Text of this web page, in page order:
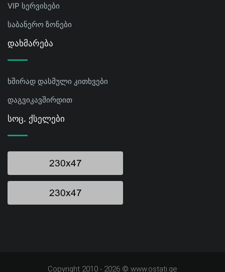
VIP სერვისები
საბანერო ზონები
Დახმარება
ხშირად დასმული კითხვები
დაგვიკავშირდით
Სოც. Ქსელები
Copyright 2010 - 2026 © www.ostati.ge